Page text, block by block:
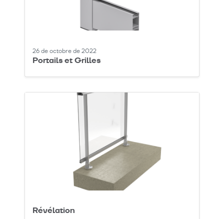
26 de octobre de 2022
Portails et Grilles
Révélation